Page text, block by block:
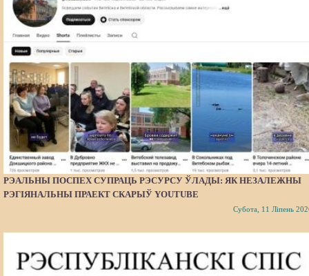
РЭАЛЬНЫ ПОСПЕХ СУПРАЦЬ РЭСУРСУ ЎЛАДЫ: ЯК НЕЗАЛЕЖНЫ
РЭГІЯНАЛЬНЫ ПРАЕКТ СКАРЫЎ YOUTUBE
Субота, 11 Ліпень